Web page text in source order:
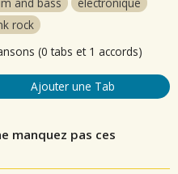
rock
(0 tabs et 1 accords)
Ajouter une Tab
manquez pas ces